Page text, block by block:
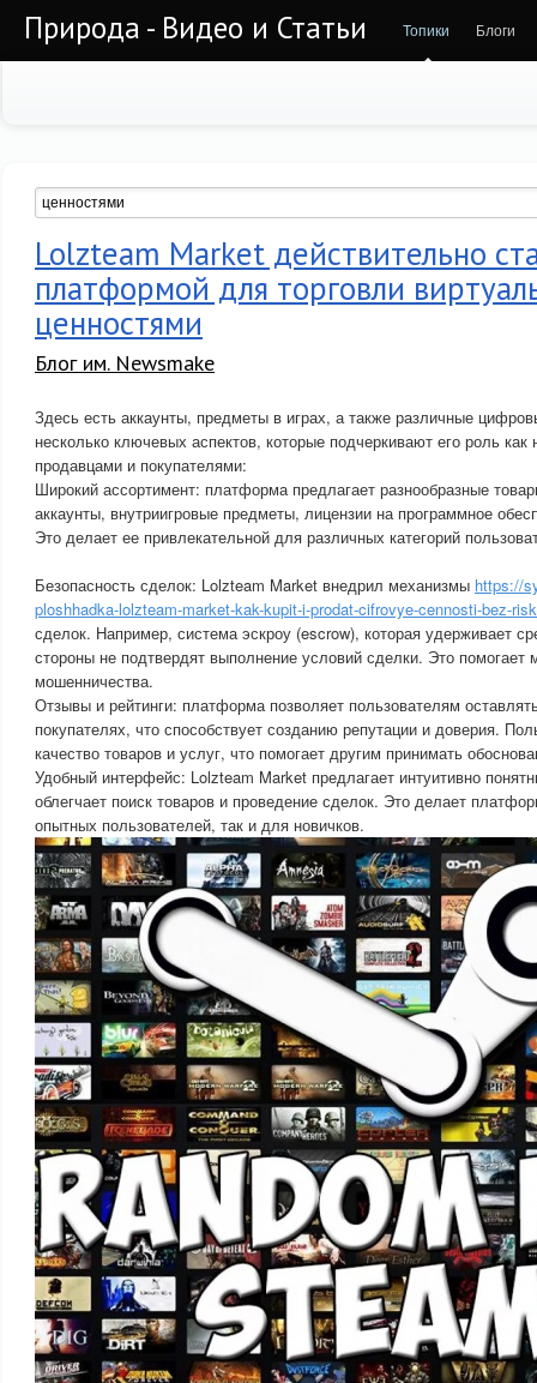
Природа - Видео и Статьи Топики Блоги
Lolzteam Market действительно
платформой для торговли
ценностями
Блог им. Newsmake
Здесь есть аккаунты, предметы в играх, а также различные
несколько ключевых аспектов, которые подчеркивают его роль
продавцами и покупателями:
Широкий ассортимент: платформа предлагает разнообразные
аккаунты, внутриигровые предметы, лицензии на программное
Это делает ее привлекательной для различных категорий
Безопасность сделок: Lolzteam Market внедрил механизмы https://
ploshhadka-lolzteam-market-kak-kupit-i-prodat-cifrovye-cennosti-bez-
сделок. Например, система эскроу (escrow), которая удерживает
стороны не подтвердят выполнение условий сделки. Это помогает
мошенничества.
Отзывы и рейтинги: платформа позволяет пользователям
покупателях, что способствует созданию репутации и доверия.
качество товаров и услуг, что помогает другим принимать
Удобный интерфейс: Lolzteam Market предлагает интуитивно
облегчает поиск товаров и проведение сделок. Это делает
опытных пользователей, так и для новичков.